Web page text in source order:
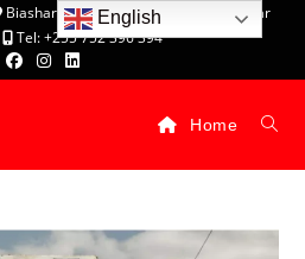
Biashara Complex - P.O. Box 25074, Dar
Tel: +255 752 396 394
Home
English